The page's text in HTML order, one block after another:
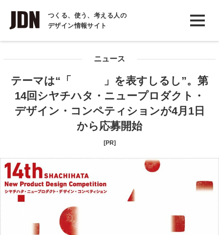
つくる、使う、考える人の
デザイン情報サイト
INTERVIEW
インタビュー
COLUMN
コラム
ニュース
テーマは“「 」を表すしるし”。第
14回シヤチハタ・ニュープロダクト・
デザイン・コンペティションが4月1日
から応募開始
[PR]